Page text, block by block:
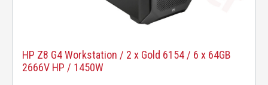
HP Z8 G4 Workstation / 2 x Gold 6154 / 6 x 64GB
2666V HP / 1450W